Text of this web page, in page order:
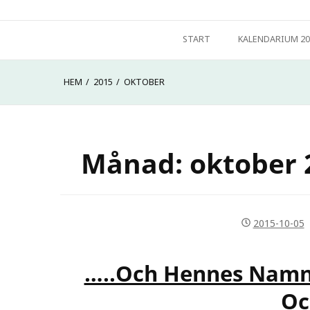
Ad Metam – Storytelling
START KALENDARIUM
HEM 2015 OKTOBER
Månad: oktober
2015-10-05
…..och Hennes